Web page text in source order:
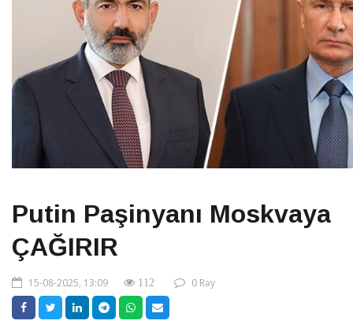
Putin Paşinyanı Moskvaya
ÇAĞIRIR
15-08-2025, 13:09 112 0 Rəy